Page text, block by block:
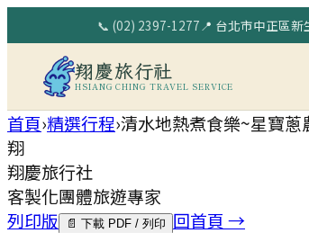
📞 (02) 2397-1277📍 台北市中正區新
翔慶旅行社
HSIANG CHING TRAVEL SERVICE
首頁›精選行程›清水地熱煮食樂~星寶蔥
翔
翔慶旅行社
客製化團體旅遊專家
列印版
📄 下載 PDF / 列印 回首頁 →